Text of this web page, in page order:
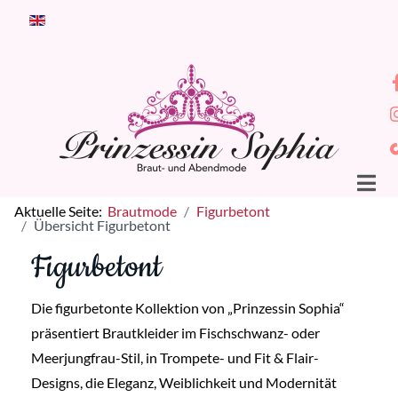
Aktuelle Seite: Brautmode
Figurbetont
Übersicht Figurbetont
Figurbetont
Die figurbetonte Kollektion von „Prinzessin Sophia“
präsentiert Brautkleider im Fischschwanz- oder
Meerjungfrau-Stil, in Trompete- und Fit & Flair-
Designs, die Eleganz, Weiblichkeit und Modernität